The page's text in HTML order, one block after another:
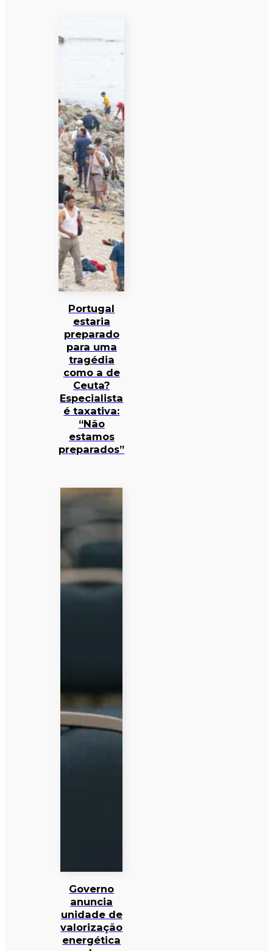
Portugal
estaria
preparado
para uma
tragédia
como a de
Ceuta?
Especialista
é taxativa:
“Não
estamos
preparados”
Governo
anuncia
unidade de
valorização
energética